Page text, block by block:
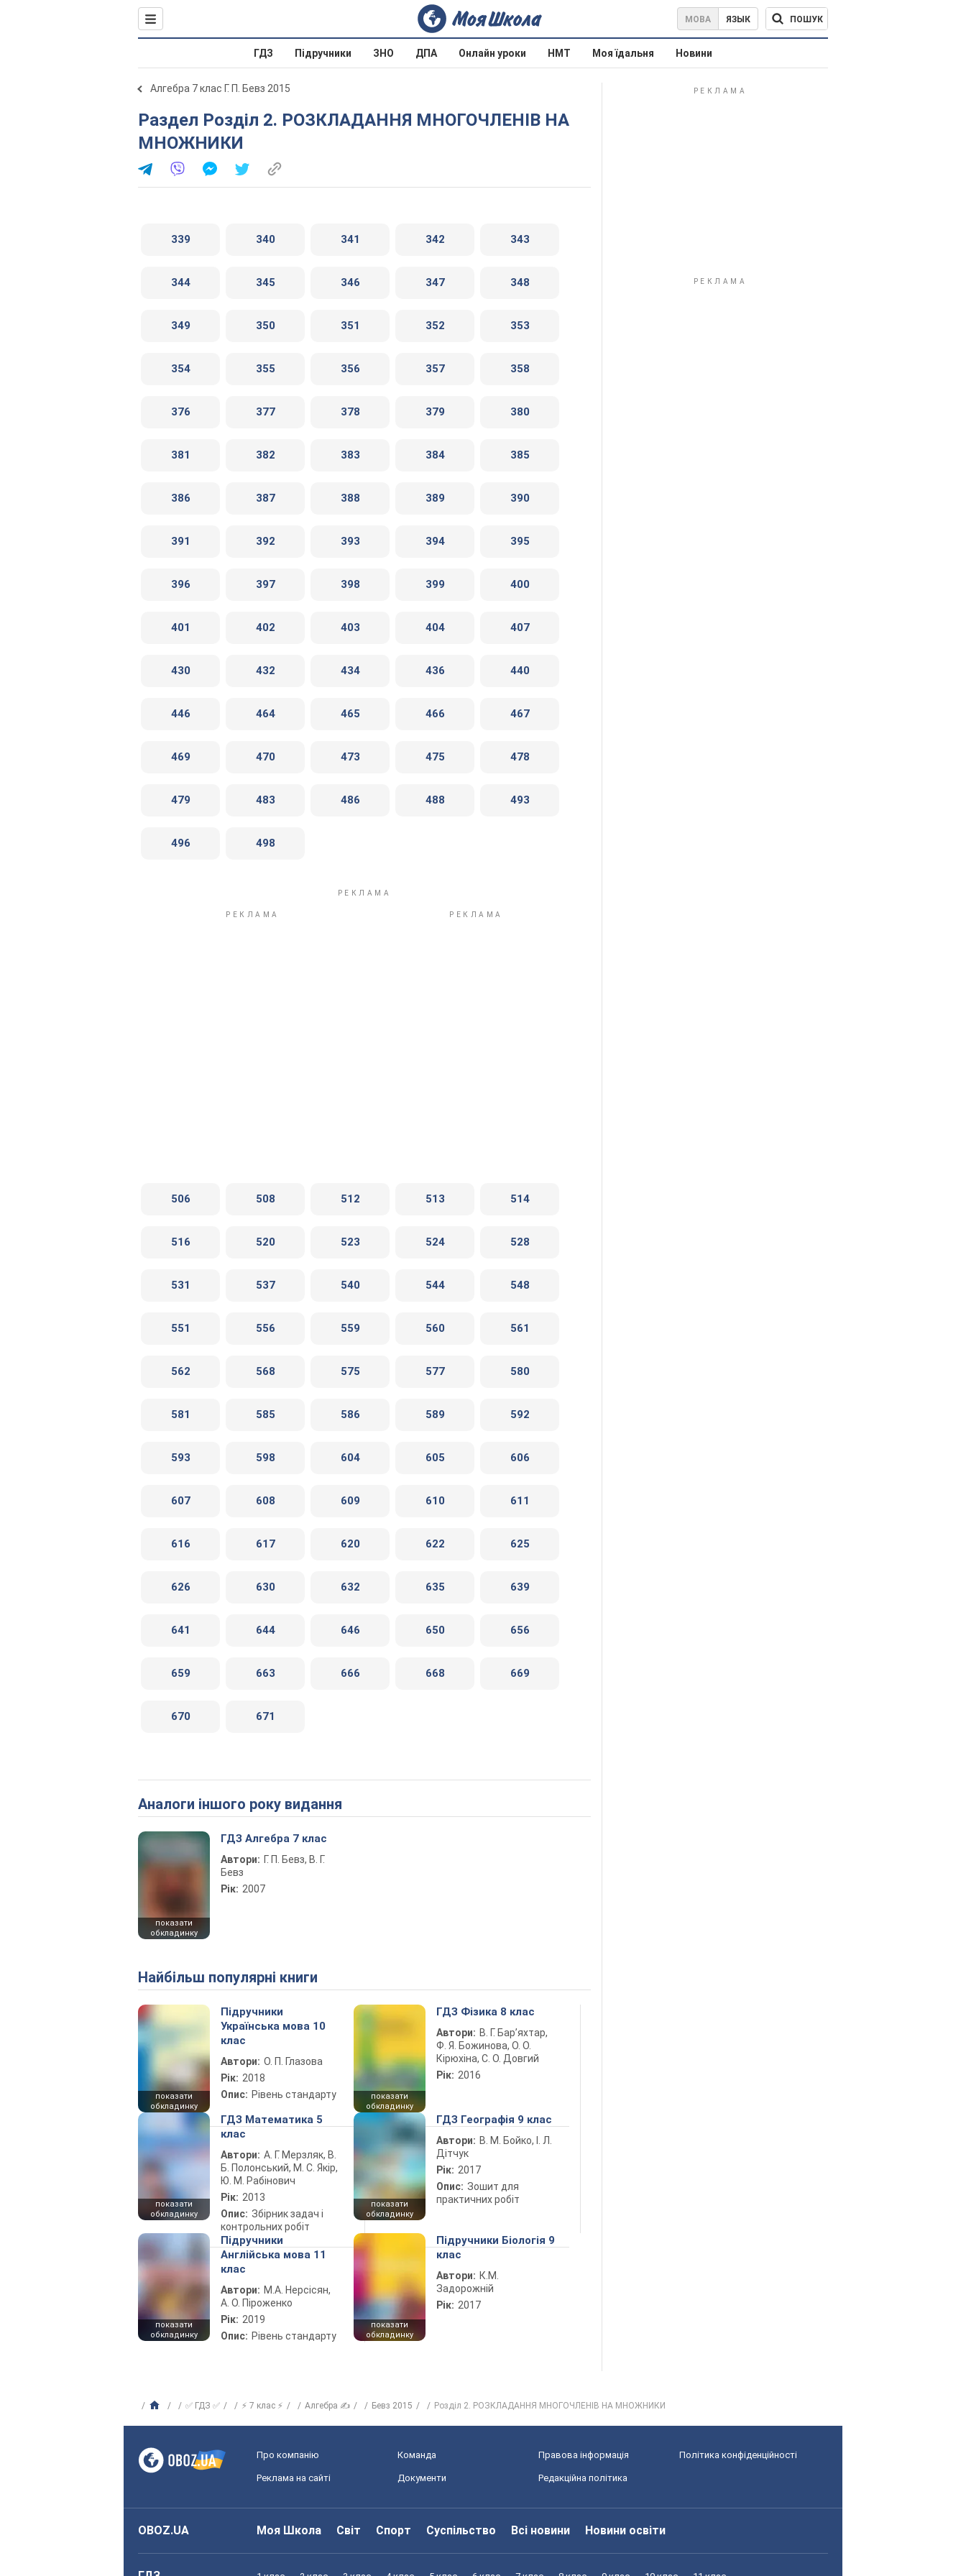
МОВА ЯЗЫК ПОШУК
ГДЗ Підручники ЗНО ДПА Онлайн уроки НМТ Моя їдальня Новини
Алгебра 7 клас Г. П. Бевз 2015
Раздел Розділ 2. РОЗКЛАДАННЯ МНОГОЧЛЕНІВ НА
МНОЖНИКИ
339 340 341 342 343
344 345 346 347 348
349 350 351 352 353
354 355 356 357 358
376 377 378 379 380
381 382 383 384 385
386 387 388 389 390
391 392 393 394 395
396 397 398 399 400
401 402 403 404 407
430 432 434 436 440
446 464 465 466 467
469 470 473 475 478
479 483 486 488 493
496 498
506 508 512 513 514
516 520 523 524 528
531 537 540 544 548
551 556 559 560 561
562 568 575 577 580
581 585 586 589 592
593 598 604 605 606
607 608 609 610 611
616 617 620 622 625
626 630 632 635 639
641 644 646 650 656
659 663 666 668 669
670 671
Аналоги іншого року видання
показати
обкладинку
ГДЗ Алгебра 7 клас
Автори: Г. П. Бевз, В. Г.
Бевз
Рік: 2007
Найбільш популярні книги
показати
обкладинку
Підручники
Українська мова 10
клас
Автори: О. П. Глазова
Рік: 2018
Опис: Рівень стандарту
показати
обкладинку
ГДЗ Фізика 8 клас
Автори: В. Г. Бар’яхтар,
Ф. Я. Божинова, О. О.
Кірюхіна, С. О. Довгий
Рік: 2016
показати
обкладинку
ГДЗ Математика 5
клас
Автори: А. Г. Мерзляк, В.
Б. Полонський, М. С. Якір,
Ю. М. Рабінович
Рік: 2013
Опис: Збірник задач і
контрольних робіт
показати
обкладинку
ГДЗ Географія 9 клас
Автори: В. М. Бойко, І. Л.
Дітчук
Рік: 2017
Опис: Зошит для
практичних робіт
показати
обкладинку
Підручники
Англійська мова 11
клас
Автори: М.А. Нерсісян,
А. О. Піроженко
Рік: 2019
Опис: Рівень стандарту
показати
обкладинку
Підручники Біологія 9
клас
Автори: К.М.
Задорожній
Рік: 2017
✅ ГДЗ ✅ ⚡ 7 клас ⚡ Алгебра ✍ Бевз 2015 Розділ 2. РОЗКЛАДАННЯ МНОГОЧЛЕНІВ НА МНОЖНИКИ
Про компанію Команда Правова інформація Політика конфіденційності
Реклама на сайті Документи Редакційна політика
OBOZ.UA Моя Школа Світ Спорт Суспільство Всі новини Новини освіти